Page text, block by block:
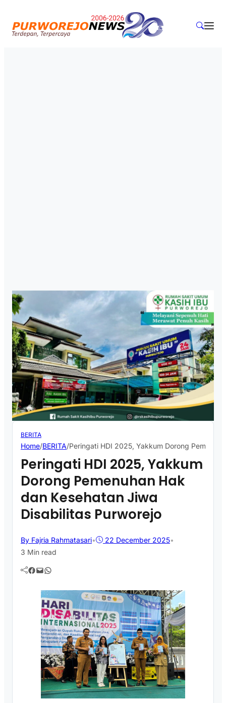
BERITA
Home/BERITA/Peringati HDI 2025, Yakkum Dorong
Peringati HDI 2025, Yakkum
Dorong Pemenuhan Hak
dan Kesehatan Jiwa
Disabilitas Purworejo
By Fajria Rahmatasari• 22 December 2025•
3 Min read
Facebook Mail WhatsApp